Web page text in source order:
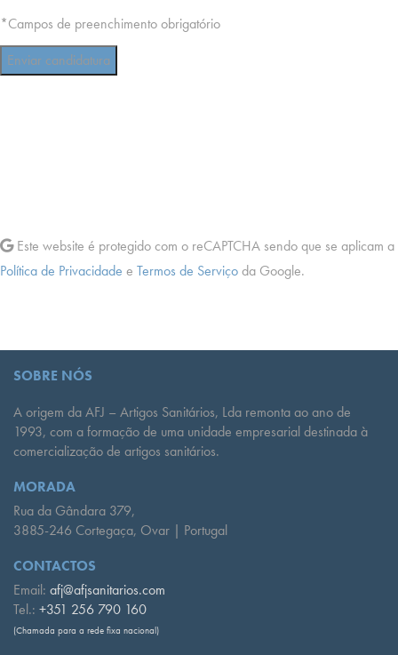
*Campos de preenchimento obrigatório
Este website é protegido com o reCAPTCHA sendo que se aplicam a
Política de Privacidade e Termos de Serviçoda Google.
SOBRE NÓS
A origem da AFJ – Artigos Sanitários, Lda remonta ao ano de
1993, com a formação de uma unidade empresarial destinada à
comercialização de artigos sanitários.
MORADA
Rua da Gândara 379,
3885-246 Cortegaça, Ovar | Portugal
CONTACTOS
Email: afj@afjsanitarios.com
Tel.: +351 256 790 160
(Chamada para a rede fixa nacional)